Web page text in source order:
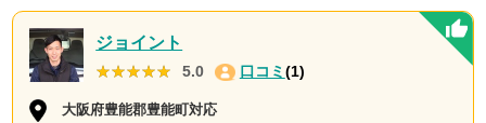
ジョイント
★★★★★
★★★★★ 5.0 口コミ (1)
大阪府豊能郡豊能町対応